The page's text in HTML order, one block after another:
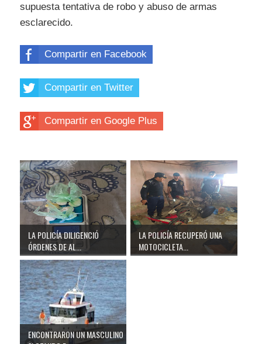
supuesta tentativa de robo y abuso de armas
esclarecido.
Compartir en Facebook
Compartir en Twitter
Compartir en Google Plus
LA POLICÍA DILIGENCIÓ
ÓRDENES DE AL...
LA POLICÍA RECUPERÓ UNA
MOTOCICLETA...
ENCONTRARON UN MASCULINO